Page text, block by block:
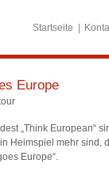
Startseite
Europe
„Think European“
Heimspiel mehr sind,
Europe“.